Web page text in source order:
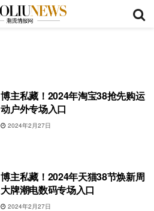
博主私藏！2024年淘宝38抢先购运
动户外专场入口
2024年2月27日
博主私藏！2024年天猫38节焕新周
大牌潮电数码专场入口
2024年2月27日